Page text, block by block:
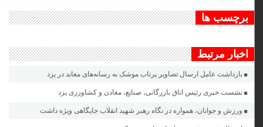
برچسب ها
اخبار مرتبط
بازداشت عامل ارسال تصاویر پرتاب موشک به رسانه‌های معاند در یزد
نشست خبری رئیس اتاق بازرگانی، صنایع، معادن و کشاورزی یزد
ورزش و جوانان، همواره در نگاه رهبر شهید انقلاب جایگاهی ویژه داشت